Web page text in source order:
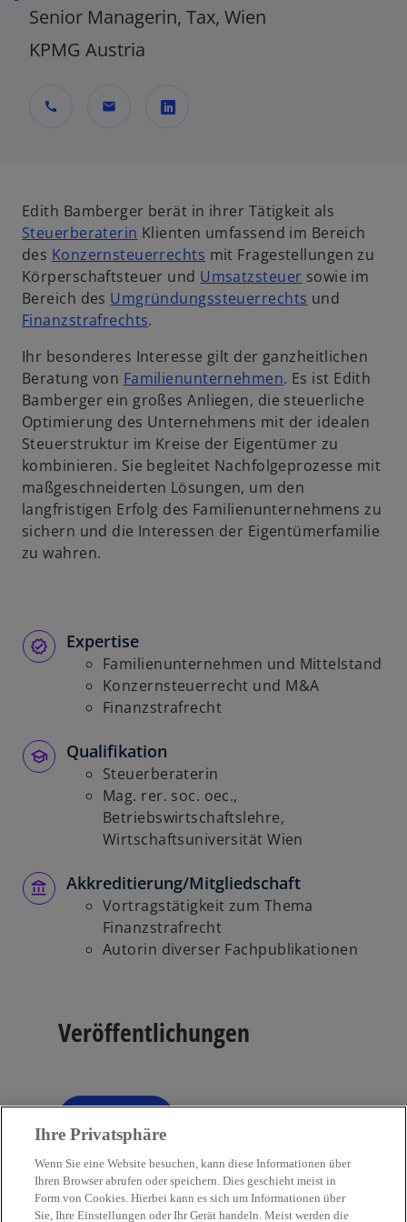
Senior Managerin, Tax, Wien
KPMG Austria
call mail
d
i
n
e
i
n
r
n
e
u
e
n
R
e
g
k
a
r
e
g
e
ö
f
n
e
t
Edith Bamberger berät in ihrer Tätigkeit als
Steuerberaterin Klienten umfassend im Bereich
des Konzernsteuerrechts mit Fragestellungen zu
Körperschaftsteuer und Umsatzsteuer sowie im
Bereich des Umgründungssteuerrechts und
Finanzstrafrechts.
Ihr besonderes Interesse gilt der ganzheitlichen
Beratung von Familienunternehmen. Es ist Edith
Bamberger ein großes Anliegen, die steuerliche
Optimierung des Unternehmens mit der idealen
Steuerstruktur im Kreise der Eigentümer zu
kombinieren. Sie begleitet Nachfolgeprozesse mit
maßgeschneiderten Lösungen, um den
langfristigen Erfolg des Familienunternehmens zu
sichern und die Interessen der Eigentümerfamilie
zu wahren.
Expertise
Familienunternehmen und Mittelstand
Konzernsteuerrecht und M&A
Finanzstrafrecht
Qualifikation
Steuerberaterin
Mag. rer. soc. oec.,
Betriebswirtschaftslehre,
Wirtschaftsuniversität Wien
Akkreditierung/Mitgliedschaft
Vortragstätigkeit zum Thema
Finanzstrafrecht
Autorin diverser Fachpublikationen
Veröffentlichungen
Ihre Privatsphäre
Wenn Sie eine Website besuchen, kann diese Informationen über
Ihren Browser abrufen oder speichern. Dies geschieht meist in
Form von Cookies. Hierbei kann es sich um Informationen über
Sie, Ihre Einstellungen oder Ihr Gerät handeln. Meist werden die